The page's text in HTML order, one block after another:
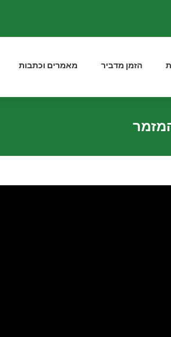
הזמן מדביר מאמרים וכתבות